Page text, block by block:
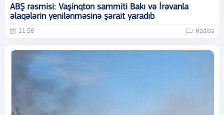
ABŞ rəsmisi: Vaşinqton sammiti Bakı və İrəvanla
əlaqələrin yenilənməsinə şərait yaradıb
11:56 Hadisə